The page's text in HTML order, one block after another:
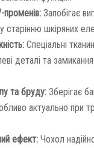
променів: Запобігає
шкіряних
Спеціальні
деталі та
та бруду: Зберігає
актуально при
ефект: Чохол